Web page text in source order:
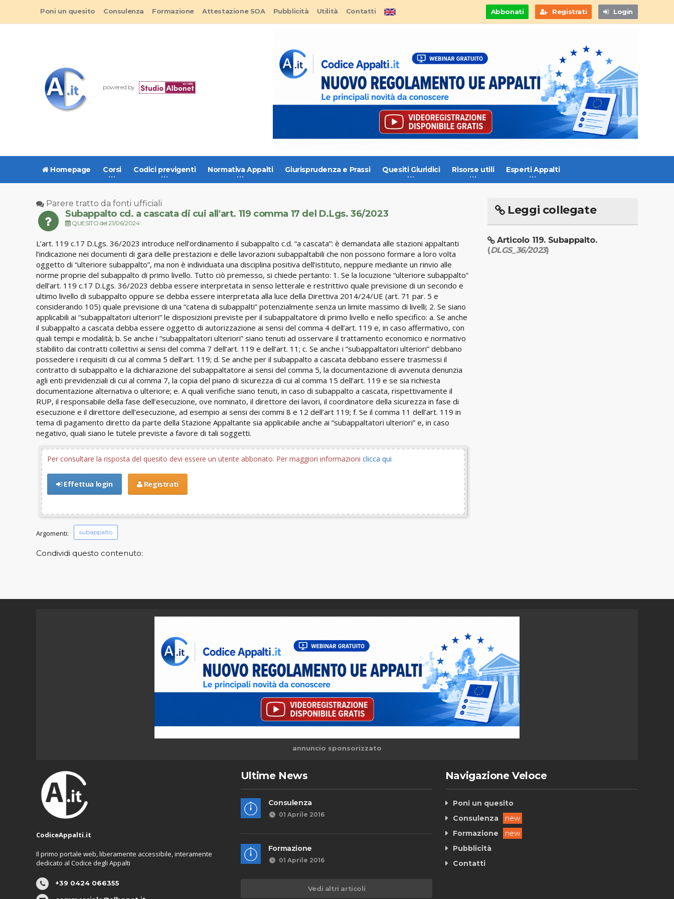
Abbonati Registrati Login
Poni un quesito Consulenza Formazione Attestazione SOA Pubblicità Utilità Contatti
powered by
Homepage Corsi Codici previgenti Normativa Appalti Giurisprudenza e Prassi Quesiti Giuridici Risorse utili Esperti Appalti
Parere tratto da fonti ufficiali
Subappalto cd. a cascata di cui all'art. 119 comma 17 del D.Lgs. 36/2023
QUESITO del 21/06/2024
L’art. 119 c.17 D.Lgs. 36/2023 introduce nell’ordinamento il subappalto c.d. “a cascata”: è demandata alle stazioni appaltanti
l’indicazione nei documenti di gara delle prestazioni e delle lavorazioni subappaltabili che non possono formare a loro volta
oggetto di “ulteriore subappalto”, ma non è individuata una disciplina positiva dell’istituto, neppure mediante un rinvio alle
norme proprie del subappalto di primo livello. Tutto ciò premesso, si chiede pertanto: 1. Se la locuzione “ulteriore subappalto”
dell’art. 119 c.17 D.Lgs. 36/2023 debba essere interpretata in senso letterale e restrittivo quale previsione di un secondo e
ultimo livello di subappalto oppure se debba essere interpretata alla luce della Direttiva 2014/24/UE (art. 71 par. 5 e
considerando 105) quale previsione di una “catena di subappalti” potenzialmente senza un limite massimo di livelli; 2. Se siano
applicabili ai “subappaltatori ulteriori” le disposizioni previste per il subappaltatore di primo livello e nello specifico: a. Se anche
il subappalto a cascata debba essere oggetto di autorizzazione ai sensi del comma 4 dell’art. 119 e, in caso affermativo, con
quali tempi e modalità; b. Se anche i “subappaltatori ulteriori” siano tenuti ad osservare il trattamento economico e normativo
stabilito dai contratti collettivi ai sensi del comma 7 dell’art. 119 e dell’art. 11; c. Se anche i “subappaltatori ulteriori” debbano
possedere i requisiti di cui al comma 5 dell’art. 119; d. Se anche per il subappalto a cascata debbano essere trasmessi il
contratto di subappalto e la dichiarazione del subappaltatore ai sensi del comma 5, la documentazione di avvenuta denunzia
agli enti previdenziali di cui al comma 7, la copia del piano di sicurezza di cui al comma 15 dell’art. 119 e se sia richiesta
documentazione alternativa o ulteriore; e. A quali verifiche siano tenuti, in caso di subappalto a cascata, rispettivamente il
RUP, il responsabile della fase dell’esecuzione, ove nominato, il direttore dei lavori, il coordinatore della sicurezza in fase di
esecuzione e il direttore dell'esecuzione, ad esempio ai sensi dei commi 8 e 12 dell’art 119; f. Se il comma 11 dell’art. 119 in
tema di pagamento diretto da parte della Stazione Appaltante sia applicabile anche ai “subappaltatori ulteriori” e, in caso
negativo, quali siano le tutele previste a favore di tali soggetti.
Per consultare la risposta del quesito devi essere un utente abbonato. Per maggiori informazioni clicca qui
Effettua login Registrati
Argomenti: subappalto
Condividi questo contenuto:
Leggi collegate
Articolo 119. Subappalto.
(DLGS_36/2023)
annuncio sponsorizzato
CodiceAppalti.it
Il primo portale web, liberamente accessibile, interamente
dedicato al Codice degli Appalti
+39 0424 066355
Ultime News
Consulenza
01 Aprile 2016
Formazione
01 Aprile 2016
Vedi altri articoli
Navigazione Veloce
Poni un quesito
Consulenza
new
Formazione
new
Pubblicità
Contatti